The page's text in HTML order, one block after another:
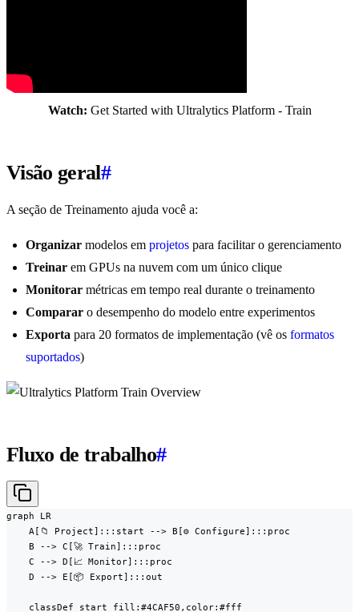
Watch: Get Started with Ultralytics Platform - Train
Visão geral#
A seção de Treinamento ajuda você a:
Organizar modelos em projetos para facilitar o gerenciamento
Treinar em GPUs na nuvem com um único clique
Monitorar métricas em tempo real durante o treinamento
Comparar o desempenho do modelo entre experimentos
Exporta para 20 formatos de implementação (vê os formatos
suportados)
Fluxo de trabalho#
graph LR
    A[📁 Project]:::start --> B[⚙️ Configure]:::proc
    B --> C[🚀 Train]:::proc
    C --> D[📈 Monitor]:::proc
    D --> E[📦 Export]:::out
    classDef start fill:#4CAF50,color:#fff